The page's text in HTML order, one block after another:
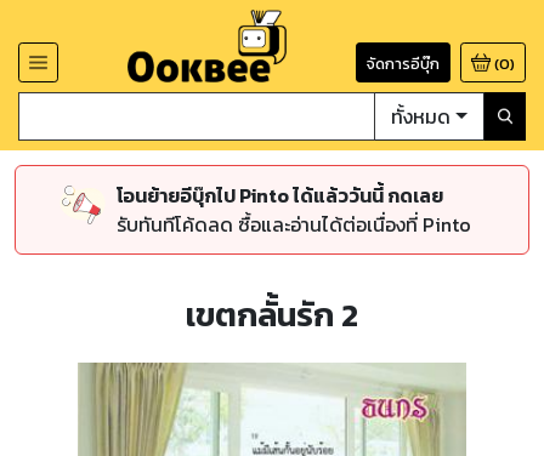
จัดการอีบุ๊ก (0)
ทั้งหมด
โอนย้ายอีบุ๊กไป Pinto ได้แล้ววันนี้ กดเลย
รับทันทีโค้ดลด ซื้อและอ่านได้ต่อเนื่องที่ Pinto
เขตกลั้นรัก 2